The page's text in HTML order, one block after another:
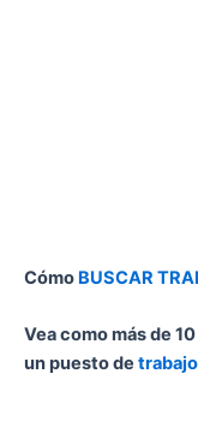
Cómo BUSCAR
Vea como más de
un puesto de trabajo